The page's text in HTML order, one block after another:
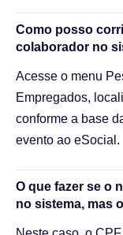
Como posso
colaborador no
Acesse o menu
Empregados,
conforme a base
evento ao eSocial.
O que fazer se o
no sistema, mas